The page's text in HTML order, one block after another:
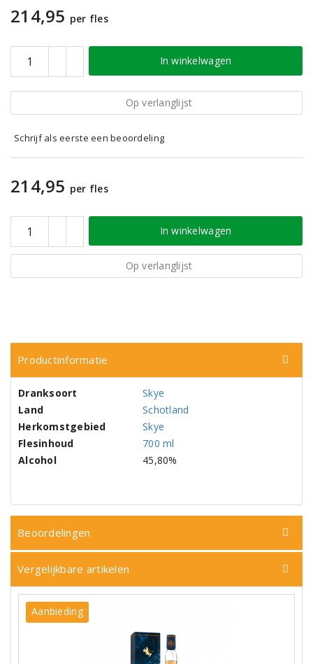
214,95 per fles
In winkelwagen
Op verlanglijst
Schrijf als eerste een beoordeling
214,95 per fles
In winkelwagen
Op verlanglijst
Productinformatie
Dranksoort
Skye
Land
Schotland
Herkomstgebied
Skye
Flesinhoud
700 ml
Alcohol
45,80%
Beoordelingen
Vergelijkbare artikelen
Aanbieding